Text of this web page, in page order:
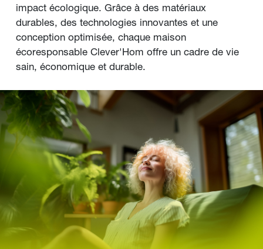
impact écologique. Grâce à des matériaux
durables, des technologies innovantes et une
conception optimisée, chaque maison
écoresponsable Clever'Hom offre un cadre de vie
sain, économique et durable.